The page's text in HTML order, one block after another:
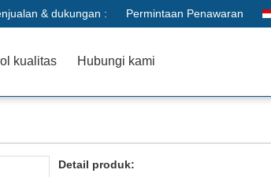
& dukungan : Permintaan Penawaran
kualitas Hubungi kami
Detail produk: